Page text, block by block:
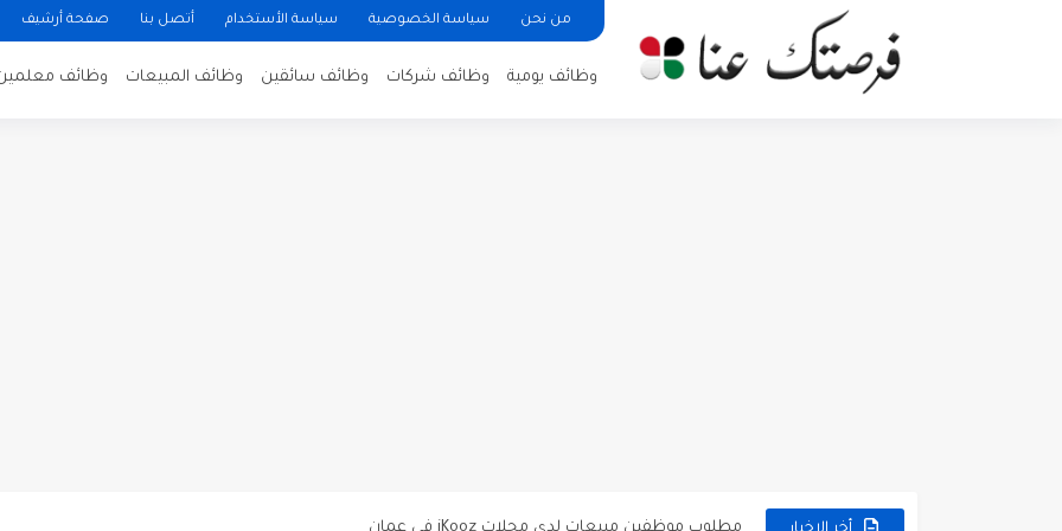
من نحن سياسة الخصوصية سياسة الأستخدام أتصل بنا صفحة أرشيف
وظائف يومية وظائف شركات وظائف سائقين وظائف المبيعات وظائف